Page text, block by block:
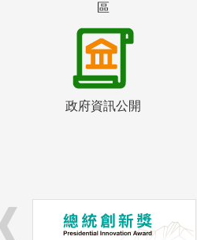
區
政府資訊公開